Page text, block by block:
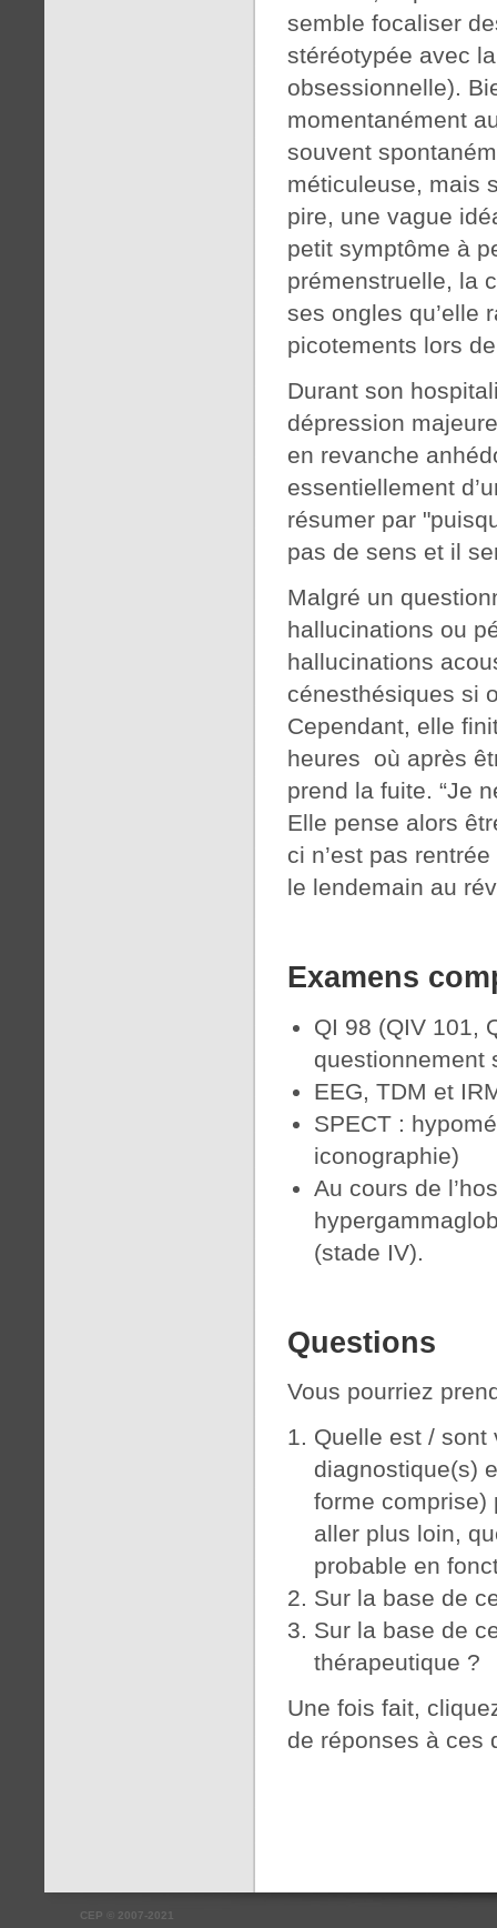
semble focaliser
stéréotypée avec
obsessionnelle).
momentanément
souvent
méticuleuse, mais
pire, une vague
petit symptôme à
prémenstruelle, la
ses ongles qu’elle
picotements lors
Durant son
dépression
en revanche
essentiellement
résumer par
pas de sens et il
Malgré un
hallucinations ou
hallucinations
cénesthésiques si
Cependant, elle
heures où après
prend la fuite. “Je
Elle pense alors
ci n’est pas
le lendemain au
Examens
QI 98 (QIV 101,
questionnement
EEG, TDM et
SPECT :
iconographie)
Au cours de
(stade IV).
Questions
Vous pourriez
Quelle est / sont
diagnostique(s)
forme comprise)
aller plus loin,
probable en
Sur la base de
Sur la base de
thérapeutique ?
Une fois fait,
de réponses à ces
CEP 2007-2021